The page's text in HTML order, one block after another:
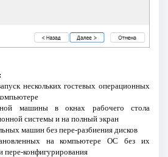
нескольких гостевых операционных
машины в окнах рабочего стола
системы и на полный экран
машин без пере-разбиения дисков
на компьютере ОС без их
пере-конфигурирования